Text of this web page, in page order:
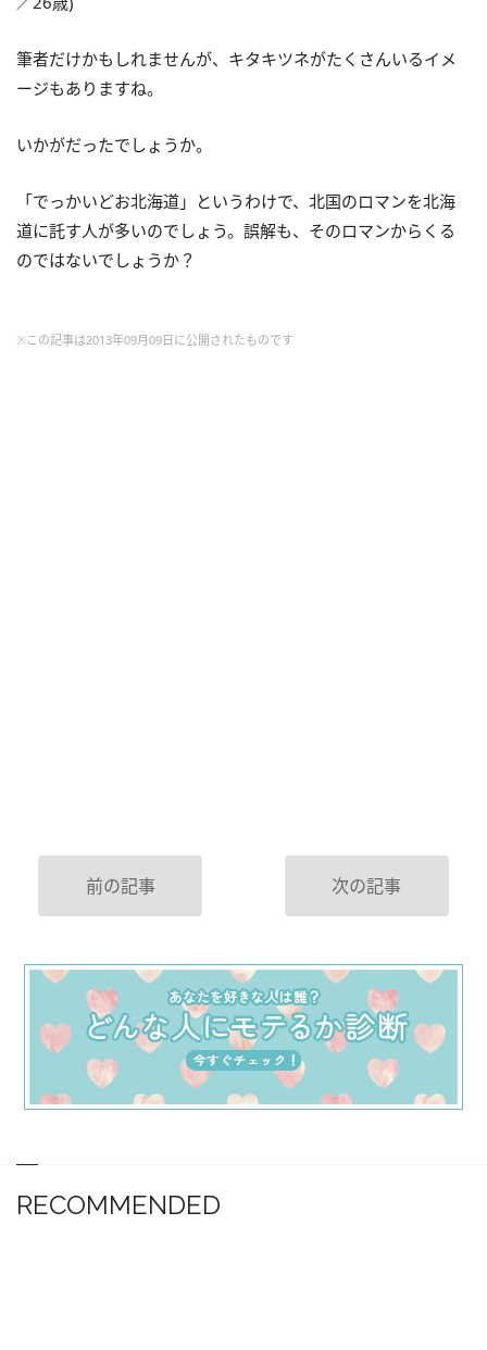
筆者だけかもしれませんが、キタキツネがたくさんいるイメ
ージもありますね。
いかがだったでしょうか。
「でっかいどお北海道」というわけで、北国のロマンを北海
道に託す人が多いのでしょう。誤解も、そのロマンからくる
のではないでしょうか？
※この記事は2013年09月09日に公開されたものです
前の記事 次の記事
RECOMMENDED